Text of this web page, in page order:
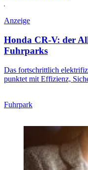
Anzeige
Honda CR-V: der
Fuhrparks
Das fortschrittlich
punktet mit Effizienz,
Fuhrpark